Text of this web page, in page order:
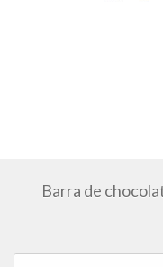
Barra de